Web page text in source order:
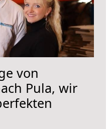
von
Pula, wir